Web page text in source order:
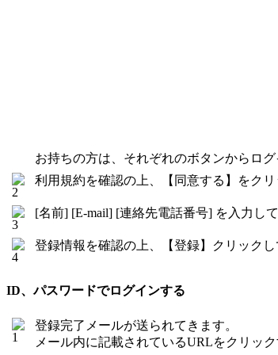
お持ちの方は、それぞれのボタンからログ
利用規約を確認の上、【同意する】をクリ
[名前] [E-mail] [連絡先電話番号] を入力し
登録情報を確認の上、【登録】クリックし
ID、パスワードでログインする
登録完了メールが送られてきます。
メール内に記載されているURLをクリッ